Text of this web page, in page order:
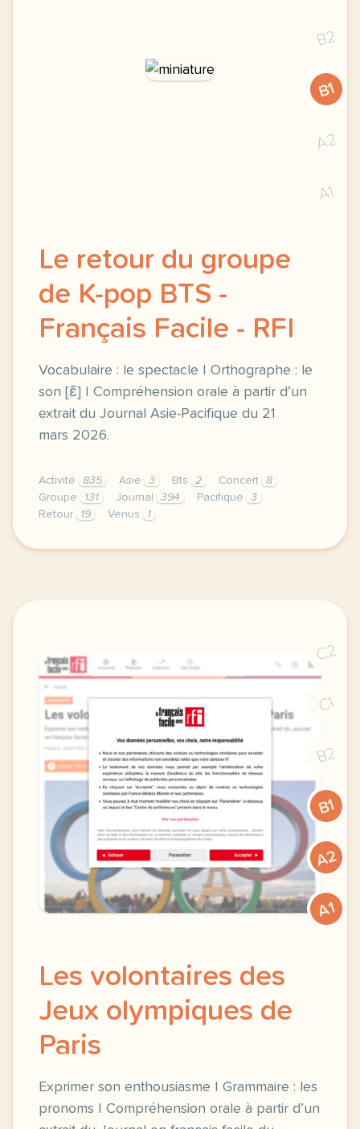
B2
B1
A2
A1
Le retour du groupe
de K-pop BTS -
Français Facile - RFI
Vocabulaire : le spectacle | Orthographe : le
son [ɛ̃] | Compréhension orale à partir d’un
extrait du Journal Asie-Pacifique du 21
mars 2026.
Activité 835 Asie 3 Bts 2 Concert
8
Groupe
131 Journal 394 Pacifique
3
Retour
19 Venus 1
exercice b1 le retour du groupe de k pop bts
C2
C1
B2
B1
A2
A1
Les volontaires des
Jeux olympiques de
Paris
Exprimer son enthousiasme | Grammaire : les
pronoms | Compréhension orale à partir d’un